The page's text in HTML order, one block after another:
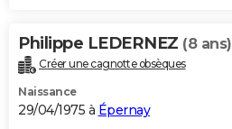
Philippe LEDERNEZ (8 ans)
Créer une cagnotte obsèques
Naissance
29/04/1975 à Épernay